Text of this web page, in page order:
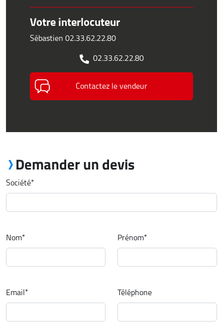
Votre interlocuteur
Sébastien 02.33.62.22.80
02.33.62.22.80
Contactez le vendeur
Demander un devis
Société*
Nom* Prénom*
Email* Téléphone